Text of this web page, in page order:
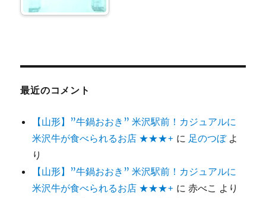
最近のコメント
【山形】”牛鍋おおき” 米沢駅前！カジュアルに
米沢牛が食べられるお店 ★★★+ に 足のつぼよ
り
【山形】”牛鍋おおき” 米沢駅前！カジュアルに
米沢牛が食べられるお店 ★★★+ に赤べこ より